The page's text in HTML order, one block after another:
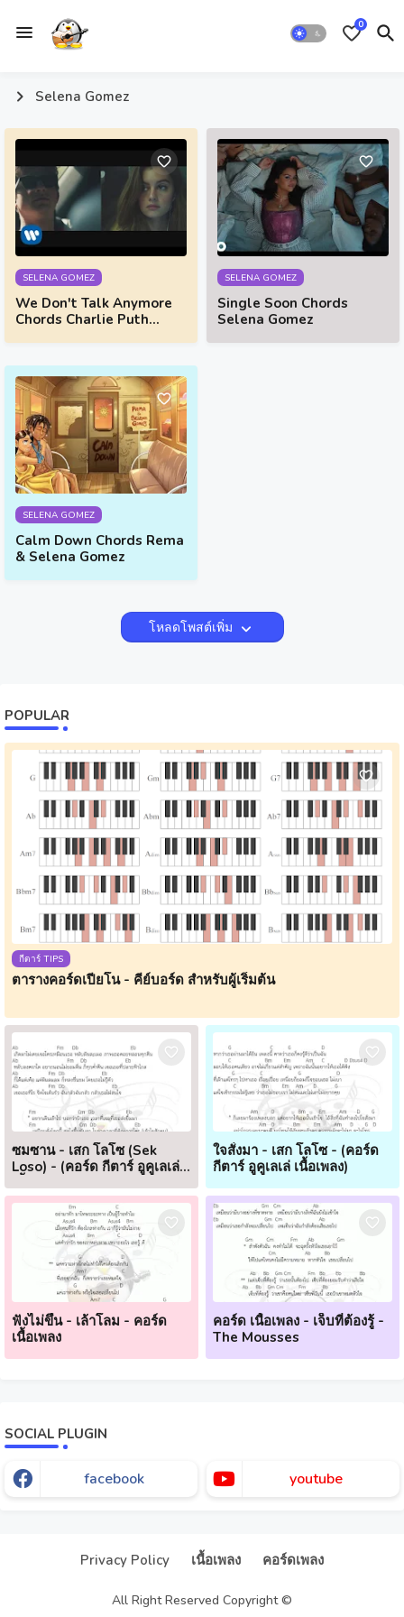
0
Selena Gomez
SELENA GOMEZ
We Don't Talk Anymore
Chords Charlie Puth
SELENA GOMEZ
Single Soon Chords
Selena Gomez
SELENA GOMEZ
Calm Down Chords Rema
& Selena Gomez
โหลดโพสต์เพิ่ม
POPULAR
กีตาร์ TIPS
ตารางคอร์ดเปียโน - คีย์บอร์ด สำหรับผู้เริ่มต้น
ซมซาน - เสก โลโซ (Sek
Loso) - (คอร์ด กีตาร์ อูคูเลเล่
ใจสั่งมา - เสก โลโซ - (คอร์ด
กีตาร์ อูคูเลเล่ เนื้อเพลง)
ฟังไม่ขึ้น - เล้าโลม - คอร์ด
เนื้อเพลง
คอร์ด เนื้อเพลง - เจ็บที่ต้องรู้ -
The Mousses
SOCIAL PLUGIN
facebook youtube
All Right Reserved Copyright ©
Privacy Policy เนื้อเพลง คอร์ดเพลง